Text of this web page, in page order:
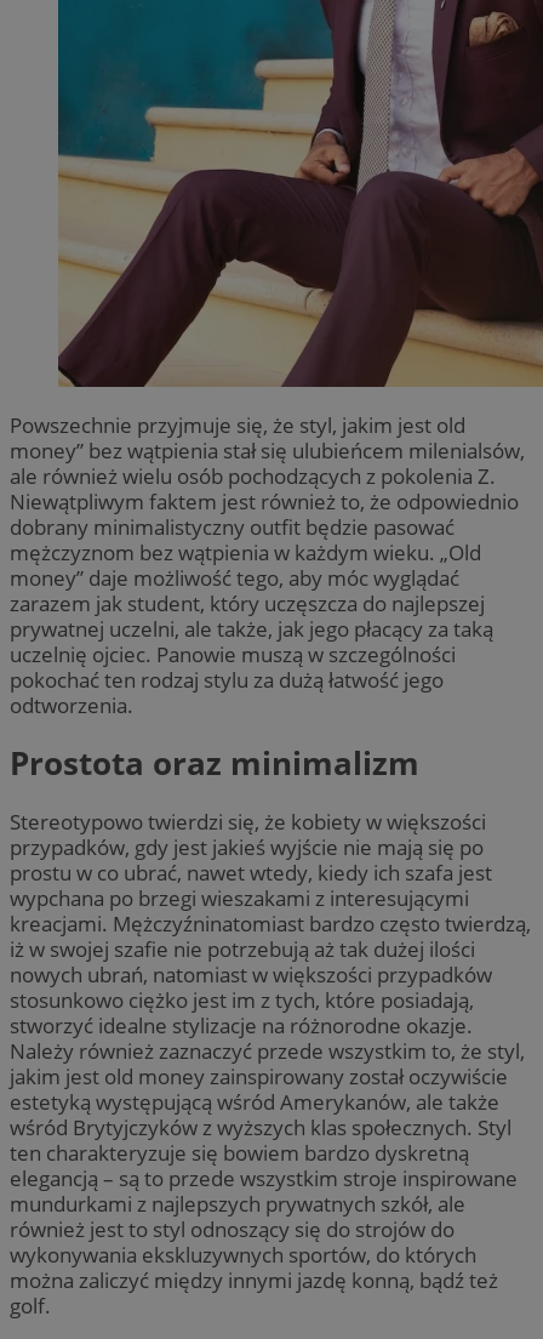
Powszechnie przyjmuje się, że styl, jakim jest old
money” bez wątpienia stał się ulubieńcem milenialsów,
ale również wielu osób pochodzących z pokolenia Z.
Niewątpliwym faktem jest również to, że odpowiednio
dobrany minimalistyczny outfit będzie pasować
mężczyznom bez wątpienia w każdym wieku. „Old
money” daje możliwość tego, aby móc wyglądać
zarazem jak student, który uczęszcza do najlepszej
prywatnej uczelni, ale także, jak jego płacący za taką
uczelnię ojciec. Panowie muszą w szczególności
pokochać ten rodzaj stylu za dużą łatwość jego
odtworzenia.
Prostota oraz minimalizm
Stereotypowo twierdzi się, że kobiety w większości
przypadków, gdy jest jakieś wyjście nie mają się po
prostu w co ubrać, nawet wtedy, kiedy ich szafa jest
wypchana po brzegi wieszakami z interesującymi
kreacjami. Mężczyźninatomiast bardzo często twierdzą,
iż w swojej szafie nie potrzebują aż tak dużej ilości
nowych ubrań, natomiast w większości przypadków
stosunkowo ciężko jest im z tych, które posiadają,
stworzyć idealne stylizacje na różnorodne okazje.
Należy również zaznaczyć przede wszystkim to, że styl,
jakim jest old money zainspirowany został oczywiście
estetyką występującą wśród Amerykanów, ale także
wśród Brytyjczyków z wyższych klas społecznych. Styl
ten charakteryzuje się bowiem bardzo dyskretną
elegancją – są to przede wszystkim stroje inspirowane
mundurkami z najlepszych prywatnych szkół, ale
również jest to styl odnoszący się do strojów do
wykonywania ekskluzywnych sportów, do których
można zaliczyć między innymi jazdę konną, bądź też
golf.